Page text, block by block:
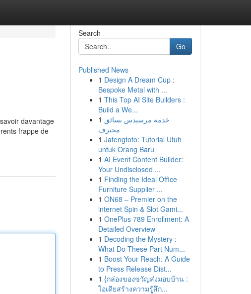
davantage
frappe de
Search
Go
Published News
1 Design A Dream Cup :
Bespoke Metal with ...
1 This Top AI Site Builders :
Build a We...
1 خدمة مرسيدس بسائق
محترف
1 Jatengtoto: Tutorial Utuh
untuk Orang Baru
1 AI Event Content Builder:
Your Undisclosed ...
1 Finding the Ideal Office
Furniture Supplier ...
1 ON68 – Premier on the
internet Spin & Slot Gami...
1 OnePlus 789 Enrollment: A
Detailed Overview
1 Decoding the Mystery :
What Do These Part Num...
1 Boost Your Reach: A Guide
to Press Release Dist...
1 {กล่องของขวัญส่งมอบบ้าน :
ไอเดียสร้างความรู้สึก...